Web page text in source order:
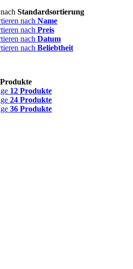
Standardsortierung
nach Name
nach Preis
nach Datum
nach Beliebtheit
12 Produkte
24 Produkte
36 Produkte